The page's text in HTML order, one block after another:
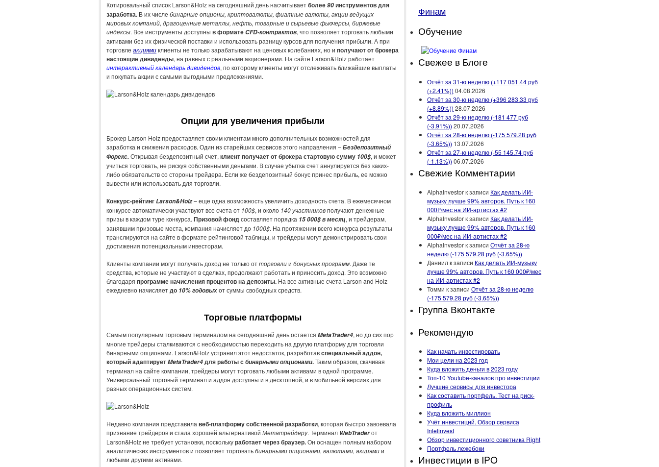
Котировальный список Larson&Holz на сегодняшний день насчитываетболее90инструментов для
заработка. В их числе бинарные опционы, криптовалюты, фиатные валюты, акции ведущих
мировых компаний, драгоценные металлы, нефть, товарные и сырьевые фьючерсы, биржевые
индексы. Все инструменты доступны в формате CFD-контрактов, что позволяет торговать любыми
активами без их физической поставки и использовать разницу курсов для получения прибыли. А при
торговле акциямиклиенты не только зарабатывают на ценовых колебаниях, но и получают от брокера
настоящие дивиденды, на равных с реальными акционерами. На сайте Larson&Holz работает
интерактивный календарь дивидендов, по которому клиенты могут отслеживать ближайшие выплаты
и покупать акции с самыми выгодными предложениями.
Опции для увеличения прибыли
Брокер Larson Holz предоставляет своим клиентам много дополнительных возможностей для
заработка и снижения расходов. Один из старейших сервисов этого направления –Бездепозитный
Форекс.Открывая бездепозитный счет, клиент получает от брокера стартовую сумму 100$, и может
учиться торговать, не рискуя собственными деньгами. В случае убытка счет аннулируется без каких-
либо обязательств со стороны трейдера. Если же бездепозитный бонус принес прибыль, ее можно
вывести или использовать для торговли.
Конкурс-рейтингLarson&Holz– еще одна возможность увеличить доходность счета. В ежемесячном
конкурсе автоматически участвуют все счета от 100$, и около 140 участниковполучают денежные
призы в каждом туре конкурса. Призовой фондсоставляет порядка 15 000$ в месяц, и трейдерам,
занявшим призовые места, компания начисляет до 1000$. На протяжении всего конкурса результаты
транслируются на сайте в формате рейтинговой таблицы, и трейдеры могут демонстрировать свои
достижения потенциальным инвесторам.
Клиенты компании могут получать доход не только отторговлии бонусных программ. Даже те
средства, которые не участвуют в сделках, продолжают работать и приносить доход. Это возможно
благодаря программе начисления процентов на депозиты. На все активные счета Larson and Holz
ежедневно начисляетдо 10% годовыхот суммы свободных средств.
Торговые платформы
Самым популярным торговым терминалом на сегодняшний день остается MetaTrader4, но до сих пор
многие трейдеры сталкиваются с необходимостью переходить на другую платформу для торговли
бинарными опционами. Larson&Holz устранил этот недостаток, разработавспециальный аддон,
который адаптируетMetaTrader4для работы сбинарными опционами.Таким образом, скачивая
терминал на сайте компании, трейдеры могут торговать любыми активами в одной программе.
Универсальный торговый терминал и аддон доступны и в десктопной, и в мобильной версиях для
разных операционных систем.
Недавно компания представила веб-платформу собственной разработки, которая быстро завоевала
признание трейдеров и стала хорошей альтернативой Метатрейдеру. Терминал WebTraderот
Larson&Holz не требует установки, посколькуработает через браузер.Он оснащен полным набором
аналитических инструментов и позволяет торговатьбинарными опционами, валютами, акциямии
любыми другими активами.
Финам
Обучение
Свежее в Блоге
Отчёт за 31-ю неделю (+117 051.44 руб
(+2.41%)) 04.08.2026
Отчёт за 30-ю неделю (+396 283.33 руб
(+8.89%)) 28.07.2026
Отчёт за 29-ю неделю (-181 477 руб
(-3.91%)) 20.07.2026
Отчёт за 28-ю неделю (-175 579.28 руб
(-3.65%)) 13.07.2026
Отчёт за 27-ю неделю (-55 145.74 руб
(-1.13%)) 06.07.2026
Свежие Комментарии
AlphaInvestorк записи Как делать ИИ-
музыку лучше 99% авторов. Путь к 160
000₽/мес на ИИ-артистах #2
AlphaInvestorк записи Как делать ИИ-
музыку лучше 99% авторов. Путь к 160
000₽/мес на ИИ-артистах #2
AlphaInvestorк записи Отчёт за 28-ю
неделю (-175 579.28 руб (-3.65%))
Даниилк записи Как делать ИИ-музыку
лучше 99% авторов. Путь к 160 000₽/мес
на ИИ-артистах #2
Томми к записи Отчёт за 28-ю неделю
(-175 579.28 руб (-3.65%))
Группа Вконтакте
Рекомендую
Как начать инвестировать
Мои цели на 2023 год
Куда вложить деньги в 2023 году
Топ-10 Youtube-каналов про инвестиции
Лучшие сервисы для инвестора
Как составить портфель. Тест на риск-
профиль
Куда вложить миллион
Учёт инвестиций. Обзор сервиса
Intelinvest
Обзор инвестиционного советника Right
Портфель лежебоки
Инвестиции в IPO